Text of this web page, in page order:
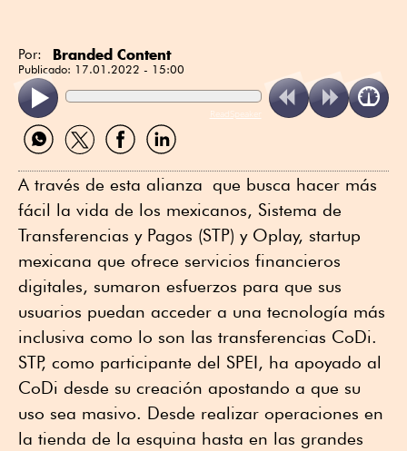
Por: Branded Content
Publicado: 17.01.2022 - 15:00
ReadSpeaker
Compartir
por
Compartir
por
Compartir
por
Compartir
por
A través de esta alianza que busca hacer más
fácil la vida de los mexicanos, Sistema de
Transferencias y Pagos (STP) y Oplay, startup
mexicana que ofrece servicios financieros
digitales, sumaron esfuerzos para que sus
usuarios puedan acceder a una tecnología más
inclusiva como lo son las transferencias CoDi.
STP, como participante del SPEI, ha apoyado al
CoDi desde su creación apostando a que su
uso sea masivo. Desde realizar operaciones en
la tienda de la esquina hasta en las grandes